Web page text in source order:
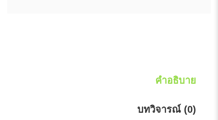
คำอธิบาย
บทวิจารณ์ (0)